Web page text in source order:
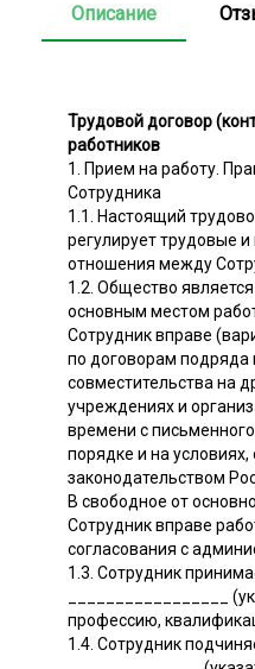
Описание
Трудовой договор
работников
1. Прием на работу.
Сотрудника
1.1. Настоящий
регулирует трудовые
отношения между
1.2. Общество
основным местом
Сотрудник вправе
по договорам подряда
совместительства на
учреждениях и
времени с
порядке и на
законодательством
В свободное от
Сотрудник вправе
согласования с
1.3. Сотрудник
_________________
профессию,
1.4. Сотрудник